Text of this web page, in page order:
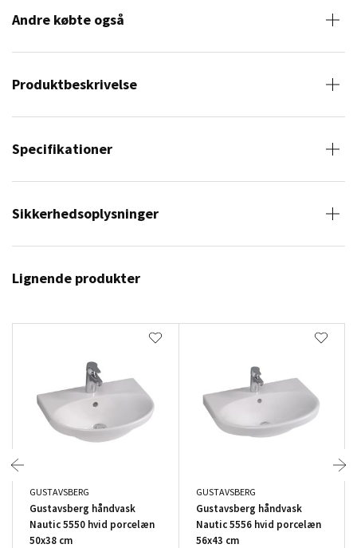
Andre købte også
Produktbeskrivelse
Specifikationer
Sikkerhedsoplysninger
Lignende produkter
GUSTAVSBERG
Gustavsberg håndvask
Nautic 5550 hvid porcelæn
50x38 cm
GUSTAVSBERG
Gustavsberg håndvask
Nautic 5556 hvid porcelæn
56x43 cm